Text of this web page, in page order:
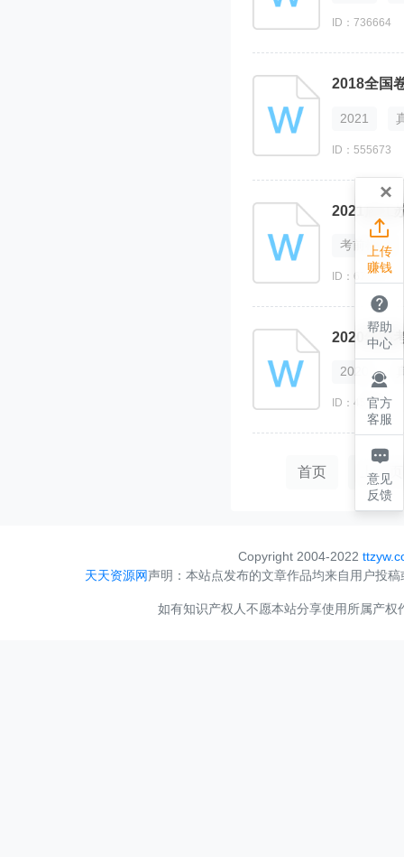
ID：736664
2018全国
2021
ID：555673
考前模拟
ID：674257
2020年高
2020
ID：451824
首页 上一页
Copyright 2004-2022
天天资源网声明：本站点发布的文章作品均来自用户投
如有知识产权人不愿本站分享使用所属产
×

上传
赚钱

帮助
中心

官方
客服

意见
反馈